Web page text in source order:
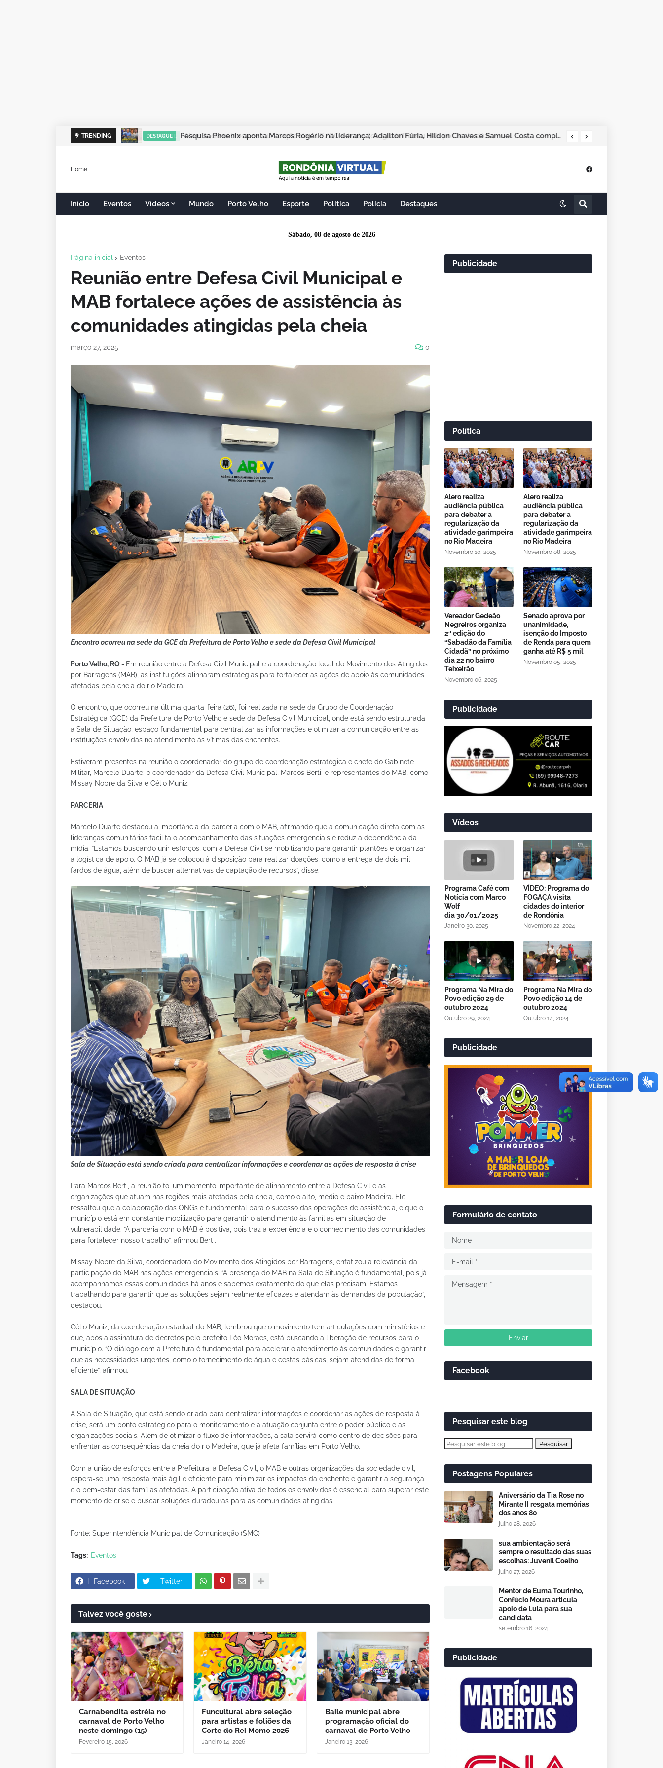
TRENDING DESTAQUE Alex Redano troca comunicação da ALE/RO e tudo fica igual: Trocou seis por meia dúzia
Home
Início Eventos Vídeos Mundo Porto Velho Esporte Política Polícia Destaques
Sábado, 08 de agosto de 2026
Página inicial Eventos
Reunião entre Defesa Civil Municipal e
MAB fortalece ações de assistência às
comunidades atingidas pela cheia
março 27, 2025 0
Encontro ocorreu na sede da GCE da Prefeitura de Porto Velho e sede da Defesa Civil Municipal
Porto Velho, RO - Em reunião entre a Defesa Civil Municipal e a coordenação local do Movimento dos Atingidos
por Barragens (MAB), as instituições alinharam estratégias para fortalecer as ações de apoio às comunidades
afetadas pela cheia do rio Madeira.
O encontro, que ocorreu na última quarta-feira (26), foi realizada na sede da Grupo de Coordenação
Estratégica (GCE) da Prefeitura de Porto Velho e sede da Defesa Civil Municipal, onde está sendo estruturada
a Sala de Situação, espaço fundamental para centralizar as informações e otimizar a comunicação entre as
instituições envolvidas no atendimento às vítimas das enchentes.
Estiveram presentes na reunião o coordenador do grupo de coordenação estratégica e chefe do Gabinete
Militar, Marcelo Duarte; o coordenador da Defesa Civil Municipal, Marcos Berti; e representantes do MAB, como
Missay Nobre da Silva e Célio Muniz.
PARCERIA
Marcelo Duarte destacou a importância da parceria com o MAB, afirmando que a comunicação direta com as
lideranças comunitárias facilita o acompanhamento das situações emergenciais e reduz a dependência da
mídia. “Estamos buscando unir esforços, com a Defesa Civil se mobilizando para garantir plantões e organizar
a logística de apoio. O MAB já se colocou à disposição para realizar doações, como a entrega de dois mil
fardos de água, além de buscar alternativas de captação de recursos”, disse.
Sala de Situação está sendo criada para centralizar informações e coordenar as ações de resposta à crise
Para Marcos Berti, a reunião foi um momento importante de alinhamento entre a Defesa Civil e as
organizações que atuam nas regiões mais afetadas pela cheia, como o alto, médio e baixo Madeira. Ele
ressaltou que a colaboração das ONGs é fundamental para o sucesso das operações de assistência, e que o
município está em constante mobilização para garantir o atendimento às famílias em situação de
vulnerabilidade. “A parceria com o MAB é positiva, pois traz a experiência e o conhecimento das comunidades
para fortalecer nosso trabalho”, afirmou Berti.
Missay Nobre da Silva, coordenadora do Movimento dos Atingidos por Barragens, enfatizou a relevância da
participação do MAB nas ações emergenciais. “A presença do MAB na Sala de Situação é fundamental, pois já
acompanhamos essas comunidades há anos e sabemos exatamente do que elas precisam. Estamos
trabalhando para garantir que as soluções sejam realmente eficazes e atendam às demandas da população”,
destacou.
Célio Muniz, da coordenação estadual do MAB, lembrou que o movimento tem articulações com ministérios e
que, após a assinatura de decretos pelo prefeito Léo Moraes, está buscando a liberação de recursos para o
município. “O diálogo com a Prefeitura é fundamental para acelerar o atendimento às comunidades e garantir
que as necessidades urgentes, como o fornecimento de água e cestas básicas, sejam atendidas de forma
eficiente”, afirmou.
SALA DE SITUAÇÃO
A Sala de Situação, que está sendo criada para centralizar informações e coordenar as ações de resposta à
crise, será um ponto estratégico para o monitoramento e a atuação conjunta entre o poder público e as
organizações sociais. Além de otimizar o fluxo de informações, a sala servirá como centro de decisões para
enfrentar as consequências da cheia do rio Madeira, que já afeta famílias em Porto Velho.
Com a união de esforços entre a Prefeitura, a Defesa Civil, o MAB e outras organizações da sociedade civil,
espera-se uma resposta mais ágil e eficiente para minimizar os impactos da enchente e garantir a segurança
e o bem-estar das famílias afetadas. A participação ativa de todos os envolvidos é essencial para superar este
momento de crise e buscar soluções duradouras para as comunidades atingidas.
Fonte: Superintendência Municipal de Comunicação (SMC)
Tags: Eventos
Facebook Twitter
Talvez você goste
Carnabendita estréia no
carnaval de Porto Velho
neste domingo (15)
Fevereiro 15, 2026
Funcultural abre seleção
para artistas e foliões da
Corte do Rei Momo 2026
Janeiro 14, 2026
Baile municipal abre
programação oficial do
carnaval de Porto Velho
Janeiro 13, 2026
Publicidade
Política
Alero realiza
audiência pública
para debater a
regularização da
atividade garimpeira
no Rio Madeira
Novembro 10, 2025
Alero realiza
audiência pública
para debater a
regularização da
atividade garimpeira
no Rio Madeira
Novembro 08, 2025
Vereador Gedeão
Negreiros organiza
2ª edição do
“Sabadão da Família
Cidadã” no próximo
dia 22 no bairro
Teixeirão
Novembro 06, 2025
Senado aprova por
unanimidade,
isenção do Imposto
de Renda para quem
ganha até R$ 5 mil
Novembro 05, 2025
Publicidade
Vídeos
Programa Café com
Notícia com Marco
Wolf
dia 30/01/2025
Janeiro 30, 2025
VÍDEO: Programa do
FOGAÇA visita
cidades do interior
de Rondônia
Novembro 22, 2024
Programa Na Mira do
Povo edição 29 de
outubro 2024
Outubro 29, 2024
Programa Na Mira do
Povo edição 14 de
outubro 2024
Outubro 14, 2024
Publicidade
Formulário de contato
Facebook
Pesquisar este blog
Postagens Populares
Aniversário da Tia Rose no
Mirante II resgata memórias
dos anos 80
julho 28, 2026
sua ambientação será
sempre o resultado das suas
escolhas: Juvenil Coelho
julho 27, 2026
Mentor de Euma Tourinho,
Confúcio Moura articula
apoio de Lula para sua
candidata
setembro 16, 2024
Publicidade